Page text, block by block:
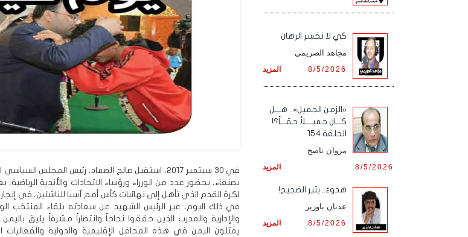
في 30 سبتمبر 2017، استقبل صالح الصماد، رئيس المجلس
بصنعاء، بحضور عدد من الوزراء ورؤساء الاتحادات والأندية
لكرة القدم الذي تأهل إلى نهائيات كأس أمم آسيا للناشئين، في إنجاز
في ذلك اليوم، عبر الرئيس الشهيد عن سعادته بلقاء المنتخب
والإدارية والمدرب الذين حققوا نجاحاً وانتصاراً مشرفاً يليق
يمثلون اليمن في هذه المحافل الإقليمية والدولية والفعاليات
كي لا نخسر الرهان
مجاهد الصريمي
المزيد 8/5/2026
«الزمن الجميل».. هـــل
كـــان جميــــلاً حقـــاً؟!
الحلقة 154
مروان ناصح
المزيد 8/5/2026
هدوءٌ.. يثير الضجيج!
عدنان باوزير
المزيد 8/5/2026